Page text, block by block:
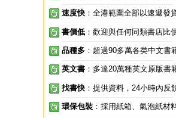
速度快 ：全港範圍全部以速遞發
書價低 ：歡迎與任何同類書店比
品種多 ：超過90多萬各类中文書
英文書 ：多達20萬種英文原版書
找書快 ：提供資料，24小時內反
環保包裝 ：採用紙箱、氣泡紙材